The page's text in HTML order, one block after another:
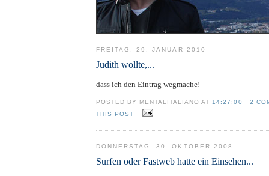
FREITAG, 29. JANUAR 2010
Judith wollte,...
dass ich den Eintrag wegmache!
POSTED BY MENTALITALIANO AT14:27:00
2
THIS POST
DONNERSTAG, 30. OKTOBER 2008
Surfen oder Fastweb hatte ein Einsehen...